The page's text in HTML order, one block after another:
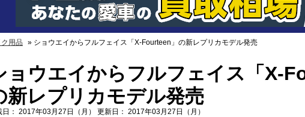
用品 ショウエイからフルフェイス「X-Fourteen」の新レプリカモデル発売
ョウエイからフルフェイス「X-
新レプリカモデル発売
日： 2017年03月27日（月） 更新日： 2017年03月27日（月）